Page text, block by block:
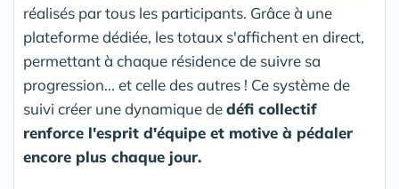
réalisés par tous les participants. Grâce à une
plateforme dédiée, les totaux s'affichent en direct,
permettant à chaque résidence de suivre sa
progression... et celle des autres ! Ce système de
suivi créer une dynamique dedéfi collectif
renforce l'esprit d'équipe et motive à pédaler
encore plus chaque jour.